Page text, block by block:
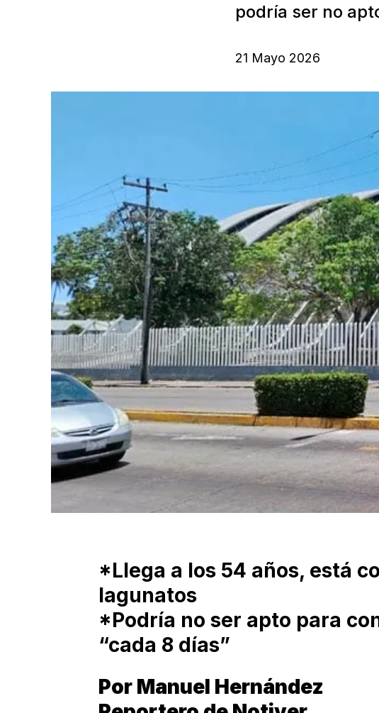
podría ser no
21 Mayo 2026
*Llega a los 54 años, está
lagunatos
*Podría no ser apto para
“cada 8 días”
Por Manuel Hernández